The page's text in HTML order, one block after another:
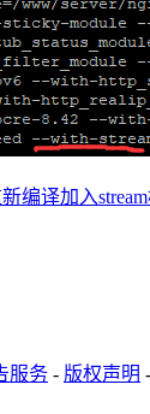
编译加入
服务 - 版权声明 -